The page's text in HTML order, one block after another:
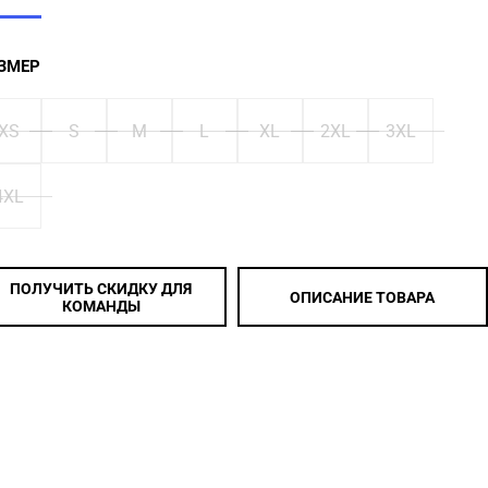
S M L XL 2XL 3XL
ПОЛУЧИТЬ СКИДКУ ДЛЯ
КОМАНДЫ
ОПИСАНИЕ ТОВАРА